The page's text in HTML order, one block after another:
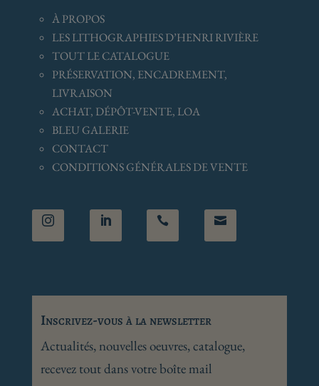
ÀPROPOS
LES LITHOGRAPHIES D’HENRI RIVIÈRE
TOUT LE CATALOGUE
PRÉSERVATION, ENCADREMENT,
LIVRAISON
ACHAT, DÉPÔT-VENTE, LOA
BLEU GALERIE
CONTACT
CONDITIONS GÉNÉRALESDE VENTE
   
Inscrivez-vous à la newsletter
Actualités, nouvelles oeuvres, catalogue,
recevez tout dans votre boîte mail